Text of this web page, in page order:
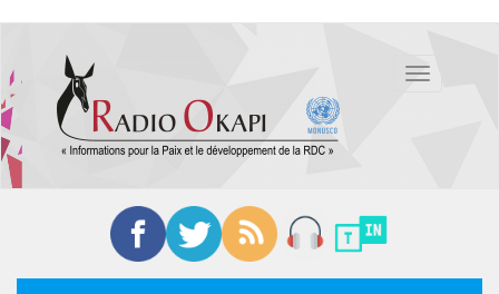
contenu
principal
Toggle